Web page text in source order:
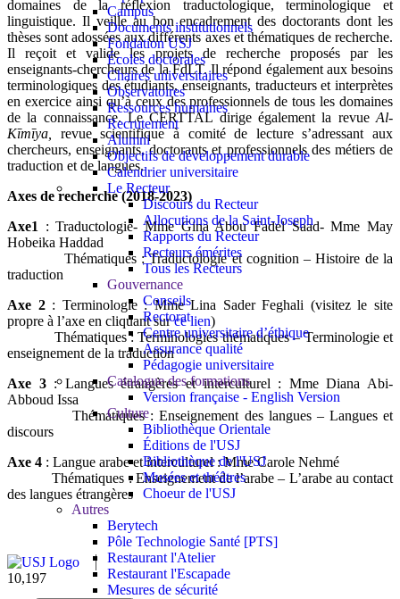
Campus
Documents institutionnels
Fondation USJ
Écoles doctorales
Chaires universitaires
Observatoires
Ressources humaines
Recrutement
Alumni
Objectifs de développement durable
Calendrier universitaire
Le Recteur
Discours du Recteur
Allocutions de la Saint-Joseph
Rapports du Recteur
Recteurs émérites
Tous les Recteurs
Gouvernance
Conseils
Rectorat
Centre universitaire d’éthique
Assurance qualité
Pédagogie universitaire
Catalogue des formations
Version française - English Version
Culture
Bibliothèque Orientale
Éditions de l'USJ
Bibliothèque de l'USJ
Musées et théâtres
Choeur de l'USJ
Autres
Berytech
Pôle Technologie Santé [PTS]
Restaurant l'Atelier
Restaurant l'Escapade
Mesures de sécurité
domaines de la réflexion traductologique, terminologique et
linguistique. Il veille au bon encadrement des doctorants dont les
thèses sont adossées aux différents axes et thématiques de recherche.
Il reçoit et valide les projets de recherche proposés par les
enseignants-chercheurs de la FdLT. Il répond également aux besoins
terminologiques des étudiants, enseignants, traducteurs et interprètes
en exercice ainsi qu’à ceux des professionnels de tous les domaines
de la connaissance. Le CERTTAL dirige également la revue Al-
Kīmīya, revue scientifique à comité de lecture s’adressant aux
chercheurs, enseignants, doctorants et professionnels des métiers de
traduction et de langues.
Axes de recherche (2018-2023)
Axe1
: Traductologie- Mme Gina Abou Fadel Saad- Mme May
Hobeika Haddad
Thématiques : Traductologie et cognition – Histoire de la
traduction
Axe 2: Terminologie : Mme Lina Sader Feghali (visitez le site
propre à l’axe en cliquant surce lien)
Thématiques : Terminologies thématiques – Terminologie et
enseignement de la traduction
Axe 3: Langues étrangères et interculturel : Mme Diana Abi-
Abboud Issa
Thématiques : Enseignement des langues – Langues et
discours
Axe 4 : Langue arabe et interculturel : Mme Carole Nehmé
Thématiques : Enseignement de l’arabe – L’arabe au contact
des langues étrangères
10,815